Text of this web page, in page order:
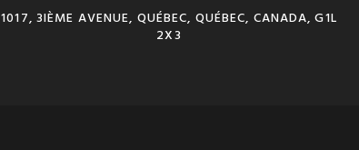
1017, 3IÈME AVENUE, QUÉBEC, QUÉBEC, CANADA, G1L
2X3